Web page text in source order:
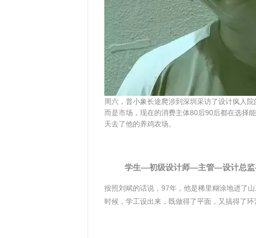
周六，普小象长途爬涉到深圳采访了设计疯人
而是市场，现在的消费主体80后90后都在选择
天去了他的养鸡农场。
学生—初级设计师—主管—设计总
按照刘斌的话说，97年，他是稀里糊涂地进了
时候，学工设出来，既做得了平面，又搞得了